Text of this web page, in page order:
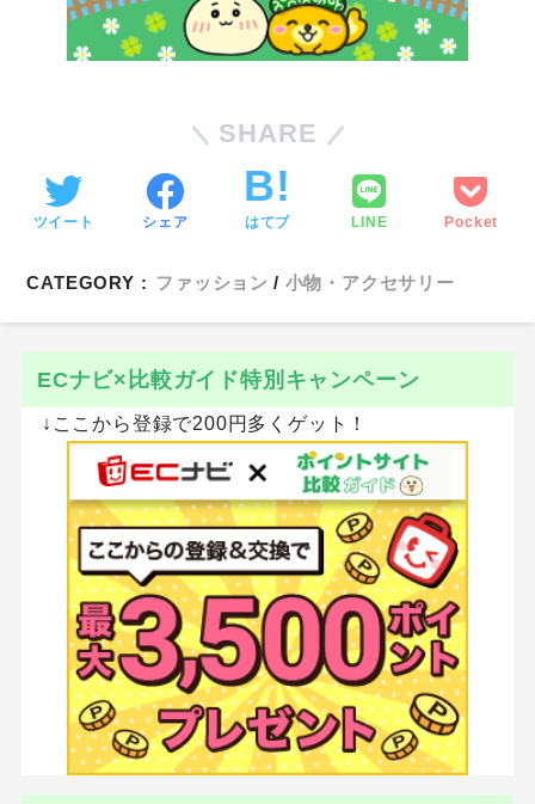
SHARE
ツイート シェア はてブ LINE Pocket
CATEGORY : ファッション 小物・アクセサリー
ECナビ×比較ガイド特別キャンペーン
↓ここから登録で200円多くゲット！